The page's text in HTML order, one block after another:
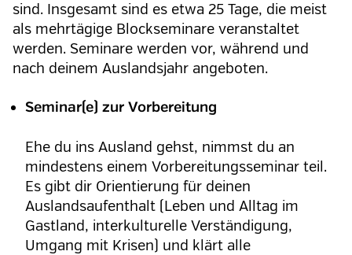
sind. Insgesamt sind es etwa 25 Tage, die meist
als mehrtägige Blockseminare veranstaltet
werden. Seminare werden vor, während und
nach deinem Auslandsjahr angeboten.
Seminar(e) zur Vorbereitung
Ehe du ins Ausland gehst, nimmst du an
mindestens einem Vorbereitungsseminar teil.
Es gibt dir Orientierung für deinen
Auslandsaufenthalt (Leben und Alltag im
Gastland, interkulturelle Verständigung,
Umgang mit Krisen) und klärt alle